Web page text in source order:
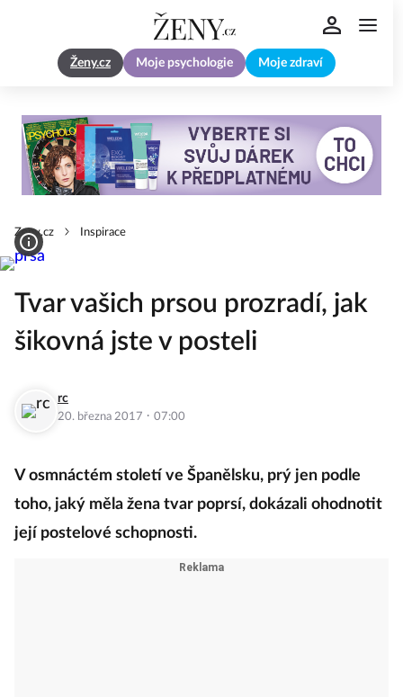
Ženy.cz Moje psychologie Moje zdraví
Zeny.cz Inspirace
Tvar vašich prsou prozradí, jak
šikovná jste v posteli
rc
20. března 2017 · 07:00
V osmnáctém století ve Španělsku, prý jen podle
toho, jaký měla žena tvar poprsí, dokázali ohodnotit
její postelové schopnosti.